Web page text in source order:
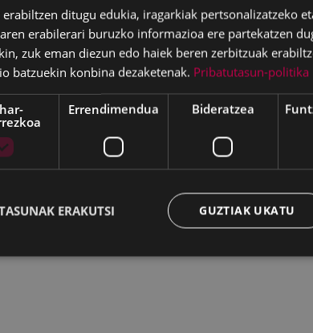
erabiltzen ditugu edukia, iragarkiak pertsonalizatzeko
erabilerari buruzko informazioa ere partekatzen
zuk eman diezun edo haiek beren zerbitzuak
batzuekin konbina dezaketenak. Pribatutasun-politika
Errendimendua Bideratzea
GUZTIAK UKATU
ERAKUTSI